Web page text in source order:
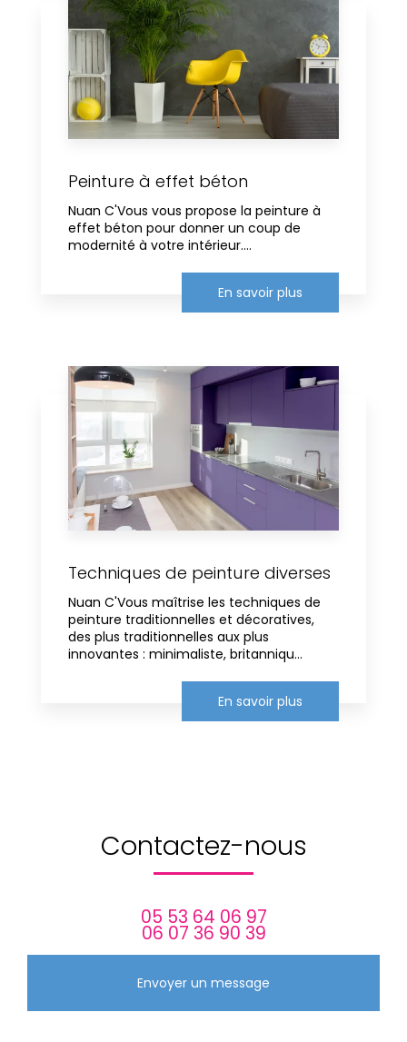
Peinture à effet béton
Nuan C'Vous vous propose la peinture à
effet béton pour donner un coup de
modernité à votre intérieur....
En savoir plus
Techniques de peinture diverses
Nuan C'Vous maîtrise les techniques de
peinture traditionnelles et décoratives,
des plus traditionnelles aux plus
innovantes : minimaliste, britanniqu...
En savoir plus
Contactez-nous
05 53 64 06 97
06 07 36 90 39
Envoyer un message